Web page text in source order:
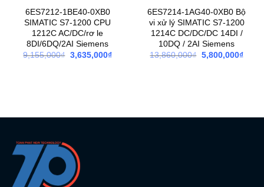
6ES7212-1BE40-0XB0
SIMATIC S7-1200 CPU
1212C AC/DC/rơ le
8DI/6DQ/2AI Siemens
9,155,000₫ Giá
3,635,000₫Giá
6ES7214-1AG40-0XB0 Bộ
vi xử lý SIMATIC S7-1200
1214C DC/DC/DC 14DI /
10DQ / 2AI Siemens
13,860,000₫ Giá
5,800,000₫Giá